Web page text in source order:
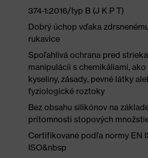
374-1:2016/typ B (J K P T)
Dobrý úchop vďaka
rukavice
Spoľahlivá ochrana pred
manipulácii s chemikáliami, ako
kyseliny, zásady, pevné látky
fyziologické roztoky
Bez obsahu silikónov na
prítomnosti stopových
Certifikované podľa normy EN
ISO&nbsp